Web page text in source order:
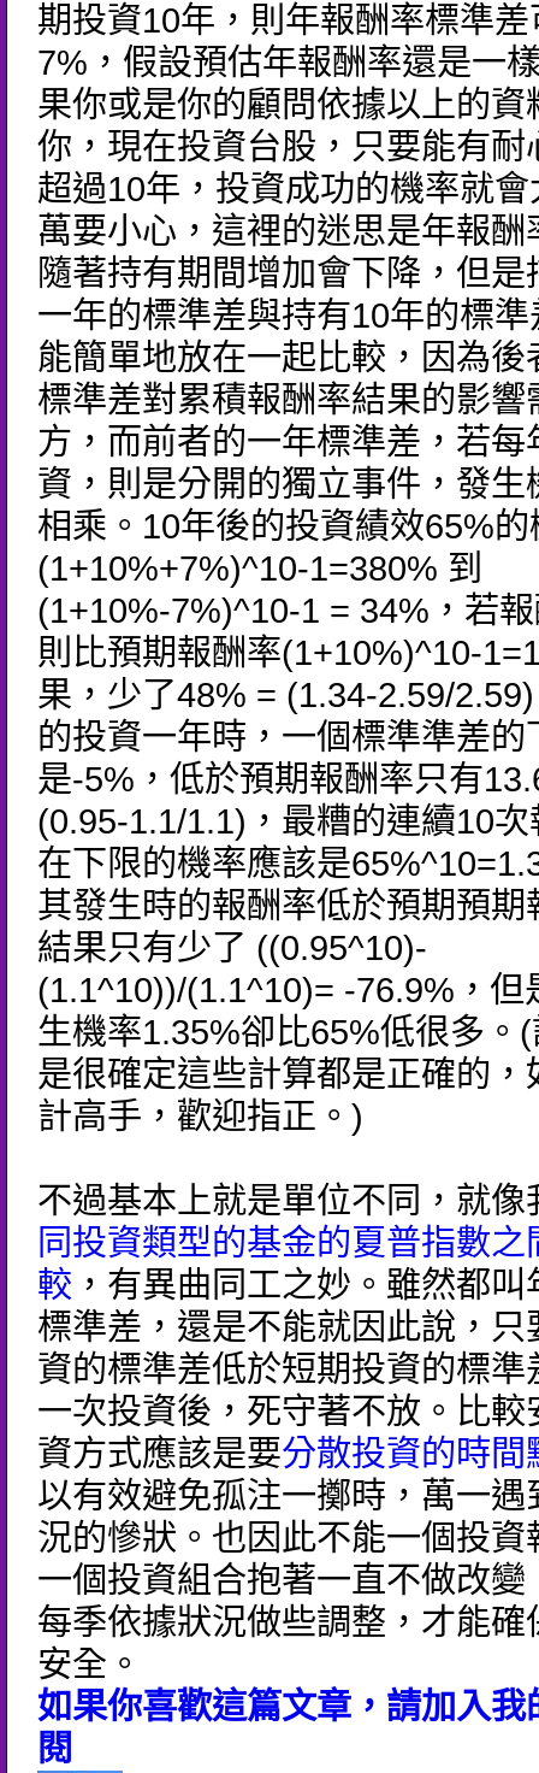
期投資10年，則年報酬率標準
7%，假設預估年報酬率還是一
果你或是你的顧問依據以上的資
你，現在投資台股，只要能有耐
超過10年，投資成功的機率就
萬要小心，這裡的迷思是年報酬
隨著持有期間增加會下降，但是
一年的標準差與持有10年的標
能簡單地放在一起比較，因為後
標準差對累積報酬率結果的影響
方，而前者的一年標準差，若每
資，則是分開的獨立事件，發生
相乘。10年後的投資績效65%的
(1+10%+7%)^10-1=380% 到
(1+10%-7%)^10-1 = 34%，若
則比預期報酬率(1+10%)^10-
果，少了48% = (1.34-2.59/
的投資一年時，一個標準準差的
是-5%，低於預期報酬率只有
(0.95-1.1/1.1)，最糟的連續10
在下限的機率應該是
其發生時的報酬率低於預期預期
結果只有少了 ((0.95^10)-
(1.1^10))/(1.1^10)= -76.9%，但
生機率1.35%卻比65%低很多。
是很確定這些計算都是正確的，
計高手，歡迎指正。)
不過基本上就是單位不同，就像
同投資類型的基金的夏普指數之
較 ，有異曲同工之妙。雖然都叫
標準差，還是不能就因此說，只
資的標準差低於短期投資的標準
一次投資後，死守著不放。比較
資方式應該是要分散投資的時間
以有效避免孤注一擲時，萬一遇
況的慘狀。也因此不能一個投資
一個投資組合抱著一直不做改變
每季依據狀況做些調整，才能確
安全。
如果你喜歡這篇文章，請加入我
閱